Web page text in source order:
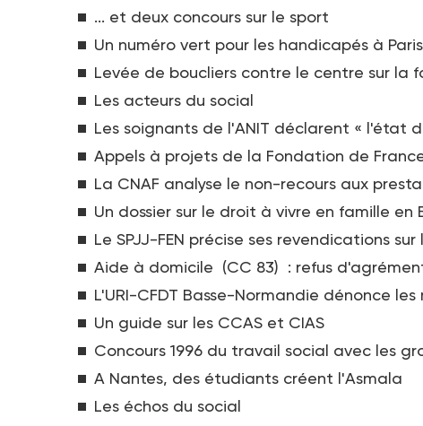
... et deux concours sur le sport
Un numéro vert pour les handicapés à Paris
Levée de boucliers contre le centre sur la
Les acteurs du social
Les soignants de l'ANIT déclarent « l'état
Appels à projets de la Fondation de
La CNAF analyse le non-recours aux
Un dossier sur le droit à vivre en famille en
Le SPJJ-FEN précise ses revendications
Aide à domicile (CC 83) : refus
L'URI-CFDT Basse-Normandie dénonce
Un guide sur les CCAS et CIAS
Concours 1996 du travail social avec les
A Nantes, des étudiants créent l'Asmala
Les échos du social